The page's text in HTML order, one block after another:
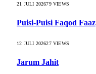
21 JULI 202679VIEWS
Puisi-Puisi Faqod Faaz
12 JULI 202627VIEWS
Jarum Jahit